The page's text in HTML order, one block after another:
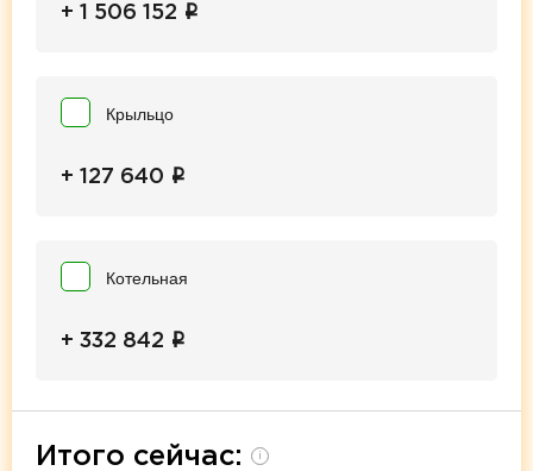
+ 1 506 152 i
Крыльцо
+ 127 640 i
Котельная
+ 332 842 i
Итого сейчас: i